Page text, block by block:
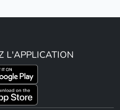
L'APPLICATION